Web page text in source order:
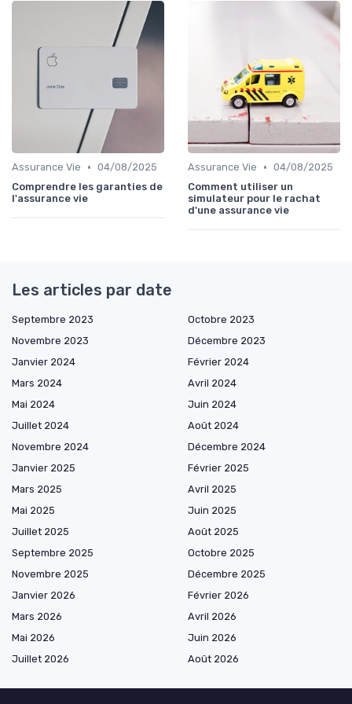
Assurance Vie • 04/08/2025
Comprendre les garanties de
l'assurance vie
Assurance Vie • 04/08/2025
Comment utiliser un
simulateur pour le rachat
d'une assurance vie
Les articles par date
Septembre 2023
Octobre 2023
Novembre 2023
Décembre 2023
Janvier 2024
Février 2024
Mars 2024
Avril 2024
Mai 2024
Juin 2024
Juillet 2024
Août 2024
Novembre 2024
Décembre 2024
Janvier 2025
Février 2025
Mars 2025
Avril 2025
Mai 2025
Juin 2025
Juillet 2025
Août 2025
Septembre 2025
Octobre 2025
Novembre 2025
Décembre 2025
Janvier 2026
Février 2026
Mars 2026
Avril 2026
Mai 2026
Juin 2026
Juillet 2026
Août 2026